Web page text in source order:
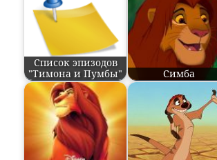
Список эпизодов
"Тимона и Пумбы"
Симба